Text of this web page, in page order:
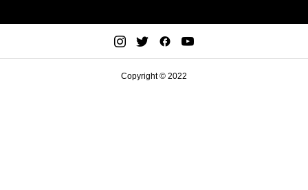
Copyright © 2022